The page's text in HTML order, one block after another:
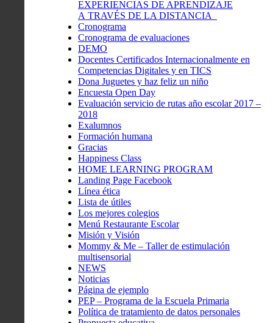
EXPERIENCIAS DE APRENDIZAJE
A TRAVÉS DE LA DISTANCIA
Cronograma
Cronograma de evaluaciones
DEMO
Docentes Certificados Internacionalmente en
Competencias Digitales y en TICS
Dona Juguetes y haz feliz un niño
Encuesta Open Day
Evaluación servicio de rutas año escolar 2017 –
2018
Exalumnos
Formación humana
Gracias
Happiness Class
HOME LEARNING PROGRAM
Landing Page Facebook
Línea ética
Lista de útiles
Los mejores colegios
Menú Restaurante Escolar
Misión y Visión
Mommy & Me – Taller de estimulación
multisensorial
NEWS
Noticias
Página de ejemplo
PEP – Programa de la Escuela Primaria
Política de tratamiento de datos personales